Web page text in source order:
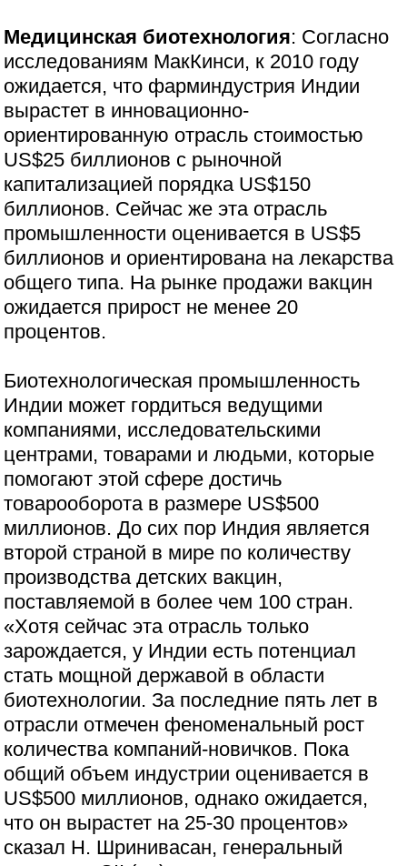
Медицинская биотехнология: Согласно
исследованиям МакКинси, к 2010 году
ожидается, что фарминдустрия Индии
вырастет в инновационно-
ориентированную отрасль стоимостью
US$25 биллионов с рыночной
капитализацией порядка US$150
биллионов. Сейчас же эта отрасль
промышленности оценивается в US$5
биллионов и ориентирована на лекарства
общего типа. На рынке продажи вакцин
ожидается прирост не менее 20
процентов.
Биотехнологическая промышленность
Индии может гордиться ведущими
компаниями, исследовательскими
центрами, товарами и людьми, которые
помогают этой сфере достичь
товарооборота в размере US$500
миллионов. До сих пор Индия является
второй страной в мире по количеству
производства детских вакцин,
поставляемой в более чем 100 стран.
«Хотя сейчас эта отрасль только
зарождается, у Индии есть потенциал
стать мощной державой в области
биотехнологии. За последние пять лет в
отрасли отмечен феноменальный рост
количества компаний-новичков. Пока
общий объем индустрии оценивается в
US$500 миллионов, однако ожидается,
что он вырастет на 25-30 процентов»
сказал Н. Шринивасан, генеральный